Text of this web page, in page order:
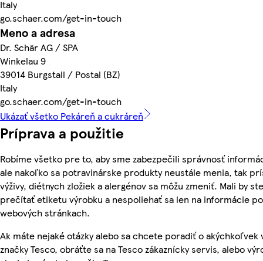
Italy
go.schaer.com/get-in-touch
Meno a adresa
Dr. Schär AG / SPA
Winkelau 9
39014 Burgstall / Postal (BZ)
Italy
go.schaer.com/get-in-touch
Ukázať všetko Pekáreň a cukráreň
Príprava a použitie
Robíme všetko pre to, aby sme zabezpečili správnosť
ale nakoľko sa potravinárske produkty neustále menia, tak
výživy, diétnych zložiek a alergénov sa môžu zmeniť. Mali by
prečítať etiketu výrobku a nespoliehať sa len na informácie
webových stránkach.
Ak máte nejaké otázky alebo sa chcete poradiť o akýchkoľvek
značky Tesco, obráťte sa na Tesco zákaznícky servis, alebo